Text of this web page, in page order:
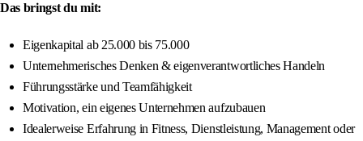
Das bringst du mit:
Eigenkapital ab 25.000 bis 75.000
Unternehmerisches Denken & eigenverantwortliches Handeln
Führungsstärke und Teamfähigkeit
Motivation, ein eigenes Unternehmen aufzubauen
Idealerweise Erfahrung in Fitness, Dienstleistung, Management oder